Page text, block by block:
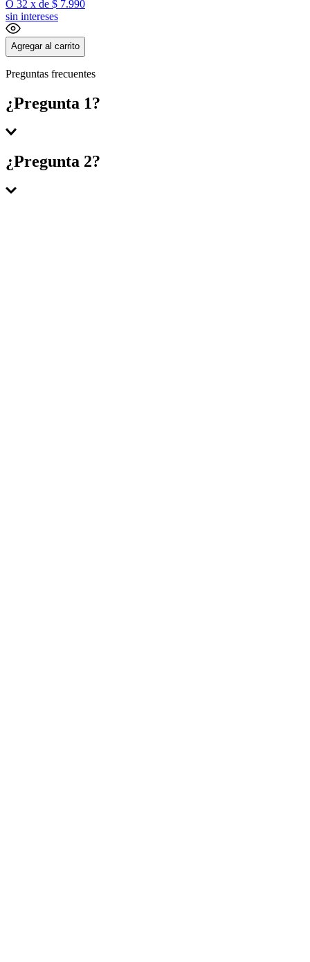
O 32 x de $ 7.990
sin intereses
Agregar al carrito
Preguntas frecuentes
¿Pregunta 1?
Respuesta 1
¿Pregunta 2?